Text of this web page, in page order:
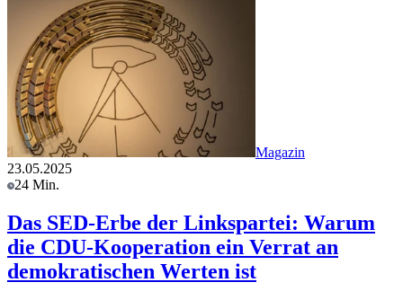
Magazin
23.05.2025
24 Min.
Das SED-Erbe der Linkspartei: Warum
die CDU-Kooperation ein Verrat an
demokratischen Werten ist